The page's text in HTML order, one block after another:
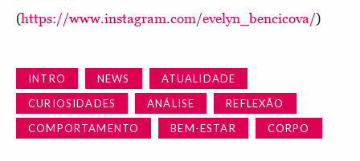
(https://www.instagram.com/evelyn_bencicova/)
INTRO NEWS
ATUALIDADE
CURIOSIDADES
ANÁLISE
REFLEXÃO
COMPORTAMENTO
BEM-ESTAR CORPO